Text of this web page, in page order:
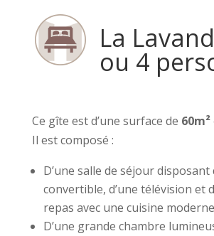
La
ou 4
Ce gîte est d’une surface de 60m²
Il est composé :
D’une salle de séjour disposant
convertible, d’une télévision et
repas avec une cuisine
D’une grande chambre